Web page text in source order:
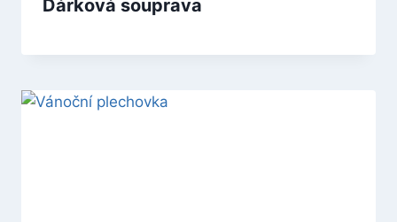
Dárková souprava